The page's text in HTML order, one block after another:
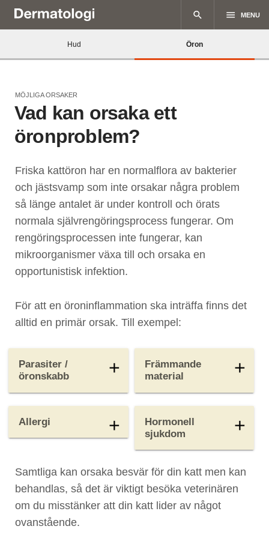
search menu MENU
Hud Öron
MÖJLIGA ORSAKER
Vad kan orsaka ett
öronproblem?
Friska kattöron har en normalflora av bakterier
och jästsvamp som inte orsakar några problem
så länge antalet är under kontroll och örats
normala självrengöringsprocess fungerar. Om
rengöringsprocessen inte fungerar, kan
mikroorganismer växa till och orsaka en
opportunistisk infektion.
För att en öroninflammation ska inträffa finns det
alltid en primär orsak. Till exempel:
Parasiter /
öronskabb
add
Främmande
material
add
Allergi add
Hormonell
sjukdom
add
Samtliga kan orsaka besvär för din katt men kan
behandlas, så det är viktigt besöka veterinären
om du misstänker att din katt lider av något
ovanstående.